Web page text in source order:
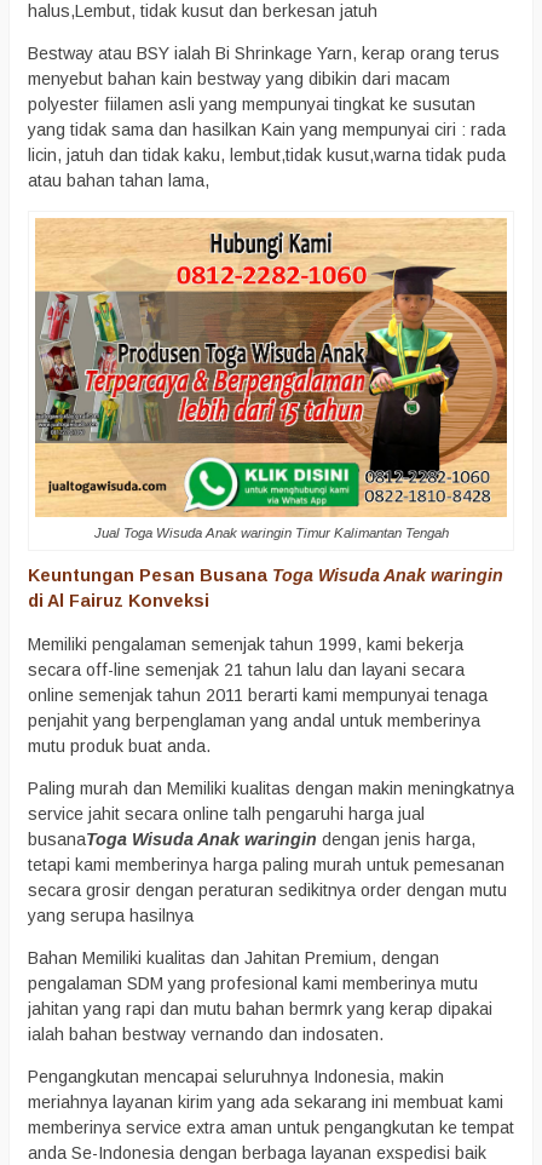
halus,Lembut, tidak kusut dan berkesan jatuh
Bestway atau BSY ialah Bi Shrinkage Yarn, kerap orang terus
menyebut bahan kain bestway yang dibikin dari macam
polyester fiilamen asli yang mempunyai tingkat ke susutan
yang tidak sama dan hasilkan Kain yang mempunyai ciri : rada
licin, jatuh dan tidak kaku, lembut,tidak kusut,warna tidak puda
atau bahan tahan lama,
Jual Toga Wisuda Anak waringin Timur Kalimantan Tengah
Keuntungan Pesan Busana Toga Wisuda Anak waringin
di Al Fairuz Konveksi
Memiliki pengalaman semenjak tahun 1999, kami bekerja
secara off-line semenjak 21 tahun lalu dan layani secara
online semenjak tahun 2011 berarti kami mempunyai tenaga
penjahit yang berpenglaman yang andal untuk memberinya
mutu produk buat anda.
Paling murah dan Memiliki kualitas dengan makin meningkatnya
service jahit secara online talh pengaruhi harga jual
busanaToga Wisuda Anak waringin dengan jenis harga,
tetapi kami memberinya harga paling murah untuk pemesanan
secara grosir dengan peraturan sedikitnya order dengan mutu
yang serupa hasilnya
Bahan Memiliki kualitas dan Jahitan Premium, dengan
pengalaman SDM yang profesional kami memberinya mutu
jahitan yang rapi dan mutu bahan bermrk yang kerap dipakai
ialah bahan bestway vernando dan indosaten.
Pengangkutan mencapai seluruhnya Indonesia, makin
meriahnya layanan kirim yang ada sekarang ini membuat kami
memberinya service extra aman untuk pengangkutan ke tempat
anda Se-Indonesia dengan berbaga layanan exspedisi baik